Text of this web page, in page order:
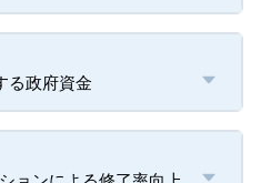
る政府資金